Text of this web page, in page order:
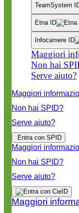
TeamSystem
Etna ID
Infocamere ID
Maggiori
Non hai
Serve aiuto?
Maggiori
Non hai SPID?
Serve aiuto?
Entra con SPID
Maggiori
Non hai SPID?
Serve aiuto?
Maggiori